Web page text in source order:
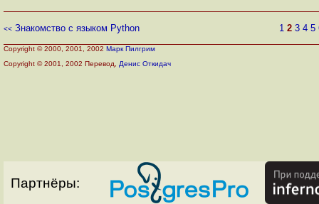
<< Знакомство с языком Python 1 2 3 4 5
Copyright © 2000, 2001, 2002 Марк Пилгрим
Copyright © 2001, 2002 Перевод, Денис Откидач
Партнёры: